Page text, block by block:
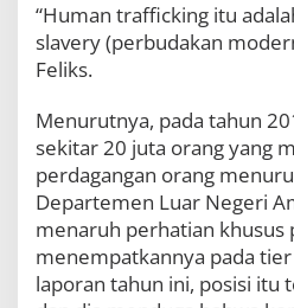
“Human trafficking itu
slavery (perbudakan
Feliks.
Menurutnya, pada tahun
sekitar 20 juta orang yang
perdagangan orang
Departemen Luar Negeri
menaruh perhatian khusus
menempatkannya pada
laporan tahun ini, posisi itu